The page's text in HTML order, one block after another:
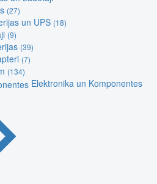
(27)
un UPS (18)
(9)
(39)
(7)
(134)
Elektronika un Komponentes